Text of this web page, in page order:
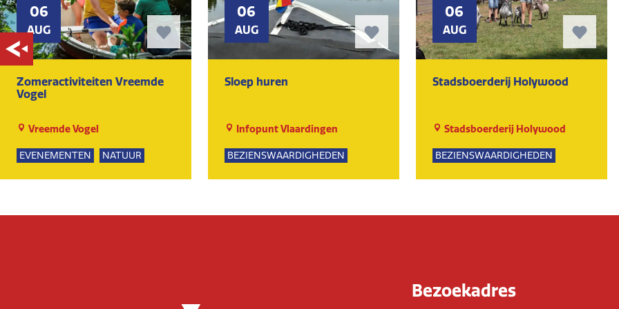
06
AUG
Zomeractiviteiten Vreemde
Vogel
Vreemde Vogel
EVENEMENTEN
NATUUR
SPEELTUIN
GROEPSUITJES
06
AUG
Sloep huren
Infopunt Vlaardingen
BEZIENSWAARDIGHEDEN
NATUUR
06
AUG
Stadsboerderij Holywood
Stadsboerderij Holywood
BEZIENSWAARDIGHEDEN
NATUUR
Bezoekadres